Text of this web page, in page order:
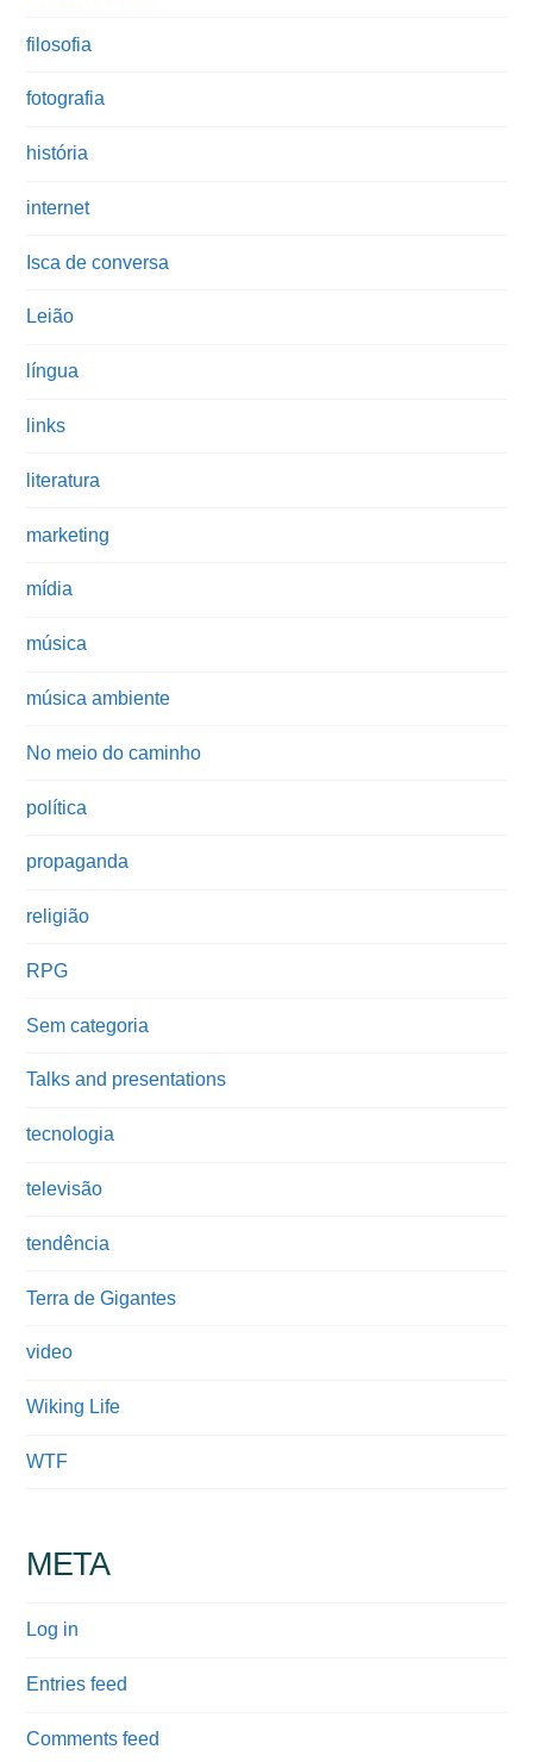
filosofia
fotografia
história
internet
Isca de conversa
Leião
língua
links
literatura
marketing
mídia
música
música ambiente
No meio do caminho
política
propaganda
religião
RPG
Sem categoria
Talks and presentations
tecnologia
televisão
tendência
Terra de Gigantes
video
Wiking Life
WTF
META
Log in
Entries feed
Comments feed